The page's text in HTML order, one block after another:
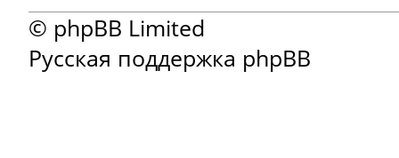
© phpBB Limited
Русская поддержка phpBB